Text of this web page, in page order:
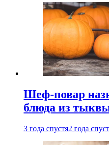
Шеф-повар
блюда из
3 года спустя2 года